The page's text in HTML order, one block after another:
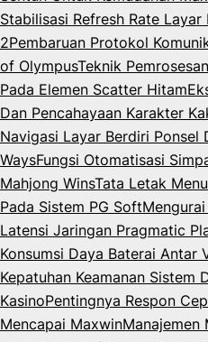
Stabilisasi Refresh Rate
2Pembaruan Protokol
of OlympusTeknik
Pada Elemen Scatter Hitam
Dan Pencahayaan Karakter
Navigasi Layar Berdiri Ponsel
WaysFungsi Otomatisasi
Mahjong WinsTata Letak
Pada Sistem PG Soft
Latensi Jaringan Pragmatic
Konsumsi Daya Baterai Antar
Kepatuhan Keamanan Sistem
KasinoPentingnya Respon
Mencapai MaxwinManajemen